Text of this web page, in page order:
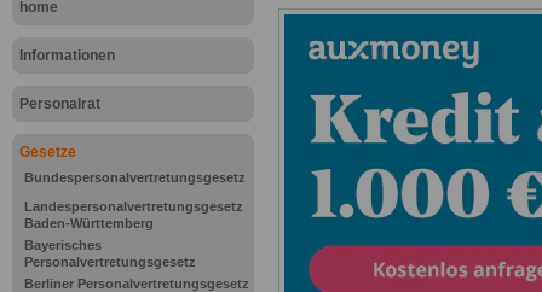
home
Informationen
Personalrat
Gesetze
Bundespersonalvertretungsgesetz
Landespersonalvertretungsgesetz
Baden-Württemberg
Bayerisches
Personalvertretungsgesetz
Berliner Personalvertretungsgesetz